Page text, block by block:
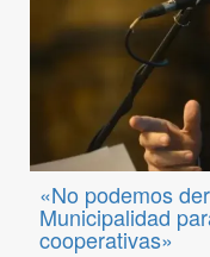
«No podemos
Municipalidad
cooperativas»